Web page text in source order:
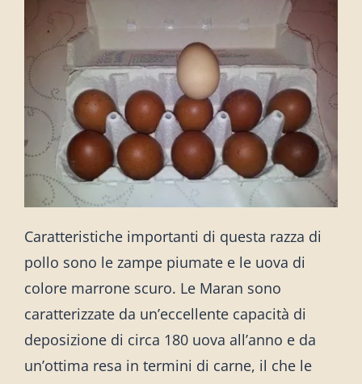
Caratteristiche importanti di questa razza di
pollo sono le zampe piumate e le uova di
colore marrone scuro. Le Maran sono
caratterizzate da un’eccellente capacità di
deposizione di circa 180 uova all’anno e da
un’ottima resa in termini di carne, il che le